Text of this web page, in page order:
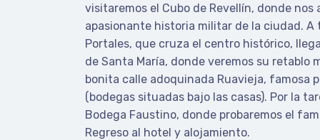
visitaremos el Cubo de Revellín, donde nos
apasionante historia militar de la ciudad. A
Portales, que cruza el centro histórico,
de Santa María, donde veremos su retablo
bonita calle adoquinada Ruavieja, famosa
(bodegas situadas bajo las casas). Por la
Bodega Faustino, donde probaremos el
Regreso al hotel y alojamiento.